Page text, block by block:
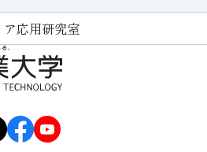
応用研究室